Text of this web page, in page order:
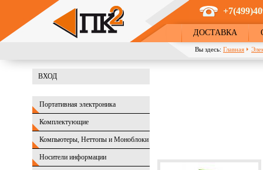
Перейти к основному содержанию
ДОСТАВКА
Вы здесь: Главная
ВХОД
Портативная электроника
Комплектующие
Компьютеры, Неттопы и Моноблоки
Носители информации